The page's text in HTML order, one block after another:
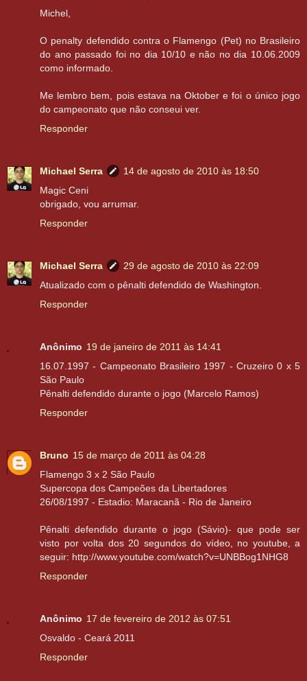
Michel,
O penalty defendido contra o Flamengo (Pet) no Brasileiro
do ano passado foi no dia 10/10 e não no dia 10.06.2009
como informado.
Me lembro bem, pois estava na Oktober e foi o único jogo
do campeonato que não conseui ver.
Responder
Michael Serra
14 de agosto de 2010 às 18:50
Magic Ceni
obrigado, vou arrumar.
Responder
Michael Serra
29 de agosto de 2010 às 22:09
Atualizado com o pênalti defendido de Washington.
Responder
Anônimo 19 de janeiro de 2011 às 14:41
16.07.1997 - Campeonato Brasileiro 1997 - Cruzeiro 0 x 5
São Paulo
Pênalti defendido durante o jogo (Marcelo Ramos)
Responder
Bruno 15 de março de 2011 às 04:28
Flamengo 3 x 2 São Paulo
Supercopa dos Campeões da Libertadores
26/08/1997 - Estadio: Maracanã - Rio de Janeiro
Pênalti defendido durante o jogo (Sávio)- que pode ser
visto por volta dos 20 segundos do vídeo, no youtube, a
seguir: http://www.youtube.com/watch?v=UNBBog1NHG8
Responder
Anônimo 17 de fevereiro de 2012 às 07:51
Osvaldo - Ceará 2011
Responder